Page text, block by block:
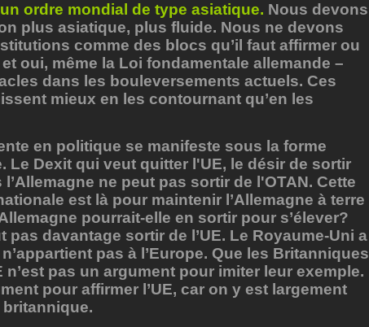
ordre mondial de type asiatique. Nous devons
plus asiatique, plus fluide. Nous ne devons
comme des blocs qu’il faut affirmer ou
et oui, même la Loi fondamentale allemande –
dans les bouleversements actuels. Ces
mieux en les contournant qu’en les
en politique se manifeste sous la forme
Le Dexit qui veut quitter l'UE, le désir de sortir
l’Allemagne ne peut pas sortir de l'OTAN. Cette
est là pour maintenir l’Allemagne à terre
pourrait-elle en sortir pour s’élever?
pas davantage sortir de l’UE. Le Royaume-Uni a
pas à l’Europe. Que les Britanniques
n’est pas un argument pour imiter leur exemple.
pour affirmer l’UE, car on y est largement
britannique.